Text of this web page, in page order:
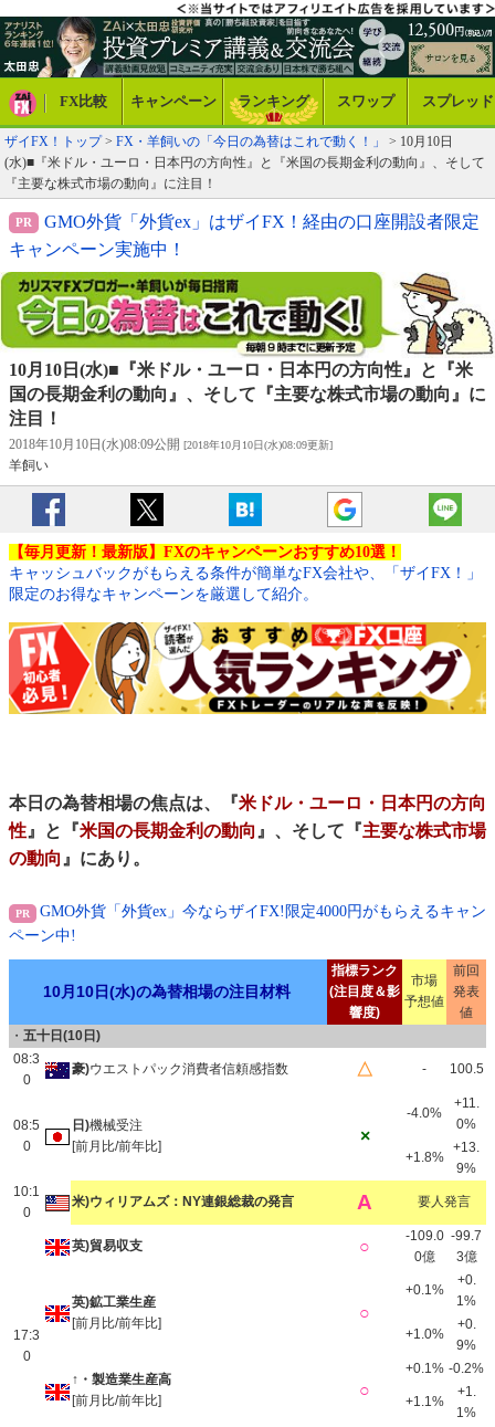
FX比較 キャンペーン ランキング スワップ スプレッド
ザイFX！トップ> FX・羊飼いの「今日の為替はこれで動く！」
> 10月10日
(水)■『米ドル・ユーロ・日本円の方向性』と『米国の長期金利の動向』、そして
『主要な株式市場の動向』に注目！
GMO外貨「外貨ex」はザイFX！経由の口座開設者限定
キャンペーン実施中！
10月10日(水)■『米ドル・ユーロ・日本円の方向性』と『米
国の長期金利の動向』、そして『主要な株式市場の動向』に
注目！
2018年10月10日(水)08:09公開 [2018年10月10日(水)08:09更新]
羊飼い
【毎月更新！最新版】FXのキャンペーンおすすめ10選！
キャッシュバックがもらえる条件が簡単なFX会社や、「ザイFX！」
限定のお得なキャンペーンを厳選して紹介。
本日の為替相場の焦点は、『米ドル・ユーロ・日本円の方向
性』と『米国の長期金利の動向』、そして『主要な株式市場
の動向』にあり。
GMO外貨「外貨ex」今ならザイFX!限定4000円がもらえるキャン
ペーン中!
10月10日(水)の為替相場の注目材料
指標ランク
(注目度＆影
響度)
市場
予想値
前回
発表
値
・ 五十日(10日)
08:3
0
豪)ウエストパック消費者信頼感指数 △ - 100.5
08:5
0
日)機械受注
[前月比/前年比]
×
-4.0%
+11.
0%
+1.8%
+13.
9%
10:1
0
米)ウィリアムズ：NY連銀総裁の発言 A 要人発言
17:3
0
英)貿易収支 ○
-109.0
0億
-99.7
3億
英)鉱工業生産
[前月比/前年比]
○
+0.1%
+0.
1%
+1.0%
+0.
9%
↑・製造業生産高
[前月比/前年比]
○
+0.1% -0.2%
+1.1%
+1.
1%